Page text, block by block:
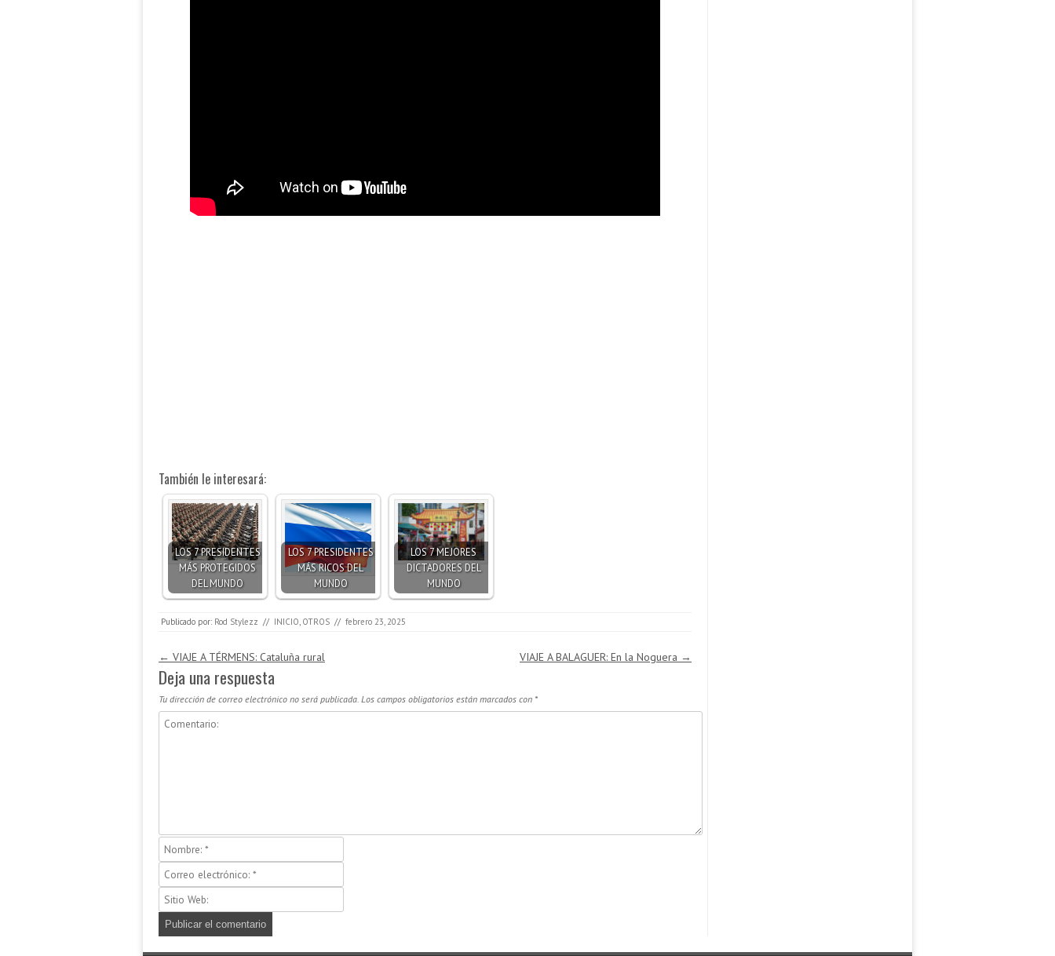
También le interesará:
LOS 7 PRESIDENTES
MÁS PROTEGIDOS
DEL MUNDO
LOS 7 PRESIDENTES
MÁS RICOS DEL
MUNDO
LOS 7 MEJORES
DICTADORES DEL
MUNDO
Publicado por: Rod Stylezz // INICIO OTROS // febrero 23, 2025
Navegación de entradas
← VIAJE A TÉRMENS: Cataluña rural VIAJE A BALAGUER: En la Noguera →
Deja una respuesta
Tu dirección de correo electrónico no será publicada. Los campos obligatorios están marcados con *